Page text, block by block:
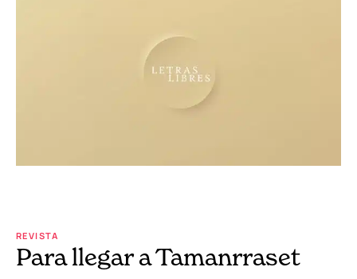
REVISTA
Para llegar a Tamanrraset